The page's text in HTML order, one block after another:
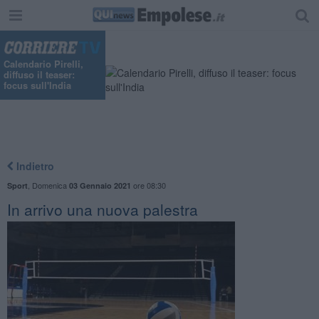
Calendario Pirelli,
diffuso il teaser:
focus sull'India
Indietro
Sport Domenica 03 Gennaio 2021 ore 08:30
In arrivo una nuova palestra